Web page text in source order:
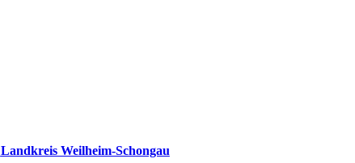
Landkreis Weilheim-Schongau